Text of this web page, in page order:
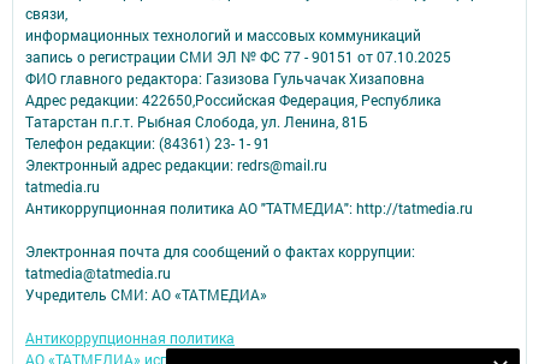
связи,
информационных технологий и массовых коммуникаций
запись о регистрации СМИ ЭЛ № ФС 77 - 90151 от 07.10.2025
ФИО главного редактора: Газизова Гульчачак Хизаповна
Адрес редакции: 422650,Российская Федерация, Республика
Татарстан п.г.т. Рыбная Слобода, ул. Ленина, 81Б
Телефон редакции: (84361) 23- 1- 91
Электронный адрес редакции: redrs@mail.ru
tatmedia.ru
Антикоррупционная политика АО "ТАТМЕДИА": http://tatmedia.ru
Электронная почта для сообщений о фактах коррупции:
tatmedia@tatmedia.ru
Учредитель СМИ: АО «ТАТМЕДИА»
Антикоррупционная политика
АО «ТАТМЕДИА» использует «cookie»
для персонализации сервисов и